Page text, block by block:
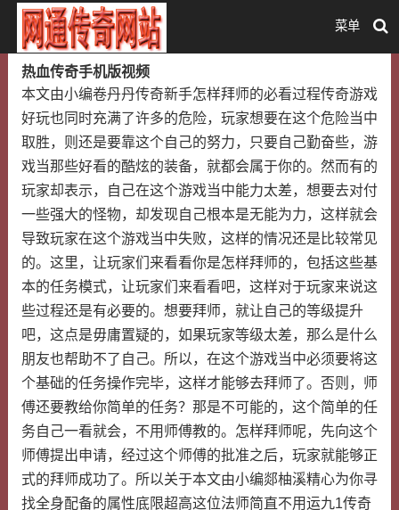
菜单
热血传奇手机版视频
本文由小编卷丹丹传奇新手怎样拜师的必看过程传奇游戏
好玩也同时充满了许多的危险，玩家想要在这个危险当中
取胜，则还是要靠这个自己的努力，只要自己勤奋些，游
戏当那些好看的酷炫的装备，就都会属于你的。然而有的
玩家却表示，自己在这个游戏当中能力太差，想要去对付
一些强大的怪物，却发现自己根本是无能为力，这样就会
导致玩家在这个游戏当中失败，这样的情况还是比较常见
的。这里，让玩家们来看看你是怎样拜师的，包括这些基
本的任务模式，让玩家们来看看吧，这样对于玩家来说这
些过程还是有必要的。想要拜师，就让自己的等级提升
吧，这点是毋庸置疑的，如果玩家等级太差，那么是什么
朋友也帮助不了自己。所以，在这个游戏当中必须要将这
个基础的任务操作完毕，这样才能够去拜师了。否则，师
傅还要教给你简单的任务？那是不可能的，这个简单的任
务自己一看就会，不用师傅教的。怎样拜师呢，先向这个
师傅提出申请，经过这个师傅的批准之后，玩家就能够正
式的拜师成功了。所以关于本文由小编郯柚溪精心为你寻
找全身配备的属性底限超高这位法师简直不用运九1传奇